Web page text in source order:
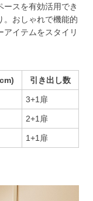
スを有効活用でき
。おしゃれで機能的
イテムをスタイリ
引き出し数
3+1扉
2+1扉
1+1扉